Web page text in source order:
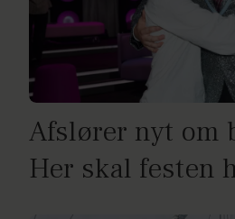
Afslører nyt om
Her skal festen